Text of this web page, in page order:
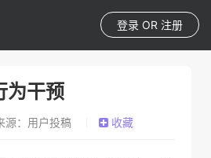
登录 OR 注册
为干预
源：用户投稿 收藏